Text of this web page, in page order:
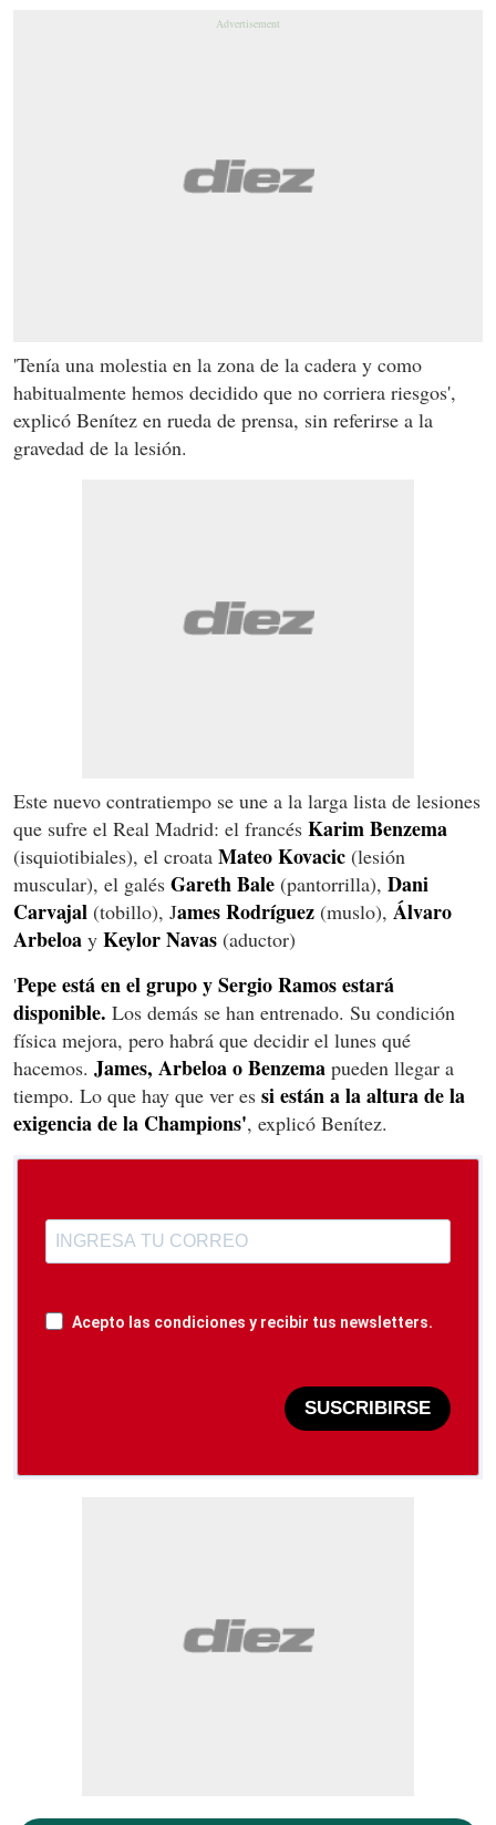
'Tenía una molestia en la zona de la cadera y como
habitualmente hemos decidido que no corriera riesgos',
explicó Benítez en rueda de prensa, sin referirse a la
gravedad de la lesión.
Este nuevo contratiempo se une a la larga lista de lesiones
que sufre el Real Madrid: el francés Karim Benzema
(isquiotibiales), el croata Mateo Kovacic (lesión
muscular), el galés Gareth Bale (pantorrilla), Dani
Carvajal (tobillo), James Rodríguez (muslo), Álvaro
Arbeloa y Keylor Navas (aductor)
'Pepe está en el grupo y Sergio Ramos estará
disponible. Los demás se han entrenado. Su condición
física mejora, pero habrá que decidir el lunes qué
hacemos. James, Arbeloa o Benzema pueden llegar a
tiempo. Lo que hay que ver es si están a la altura de la
exigencia de la Champions', explicó Benítez.
Acepto las condiciones y recibir tus newsletters.
SUSCRIBIRSE